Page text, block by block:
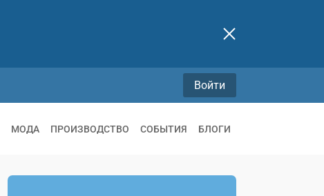
Войти
МОДА ПРОИЗВОДСТВО СОБЫТИЯ БЛОГИ